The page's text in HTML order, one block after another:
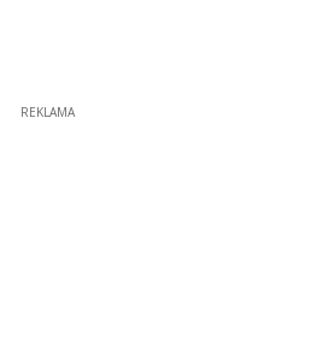
REKLAMA